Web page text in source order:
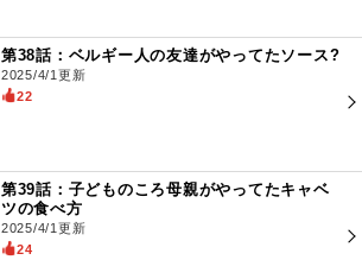
第38話：ベルギー人の友達がやってたソース?
2025/4/1更新
22
第39話：子どものころ母親がやってたキャベ
ツの食べ方
2025/4/1更新
24